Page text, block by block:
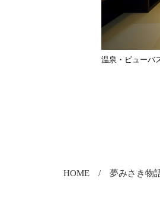
温泉・ビューバ
HOME 夢みさき物